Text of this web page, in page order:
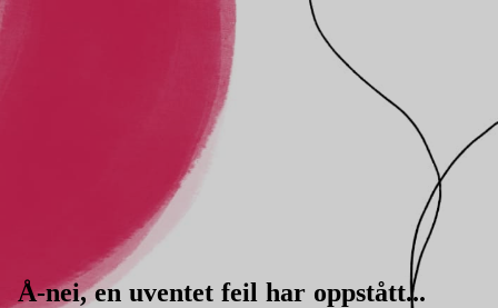
Å-nei, en uventet feil har oppstått...